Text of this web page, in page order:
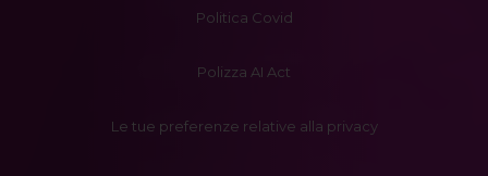
Politica Covid
Polizza AI Act
Le tue preferenze relative alla privacy